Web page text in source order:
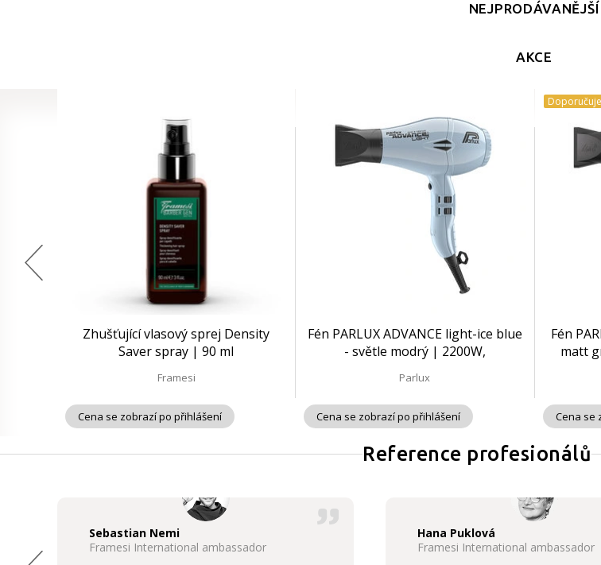
NEJPRODÁVANĚJŠÍ
AKCE
Zhušťující vlasový sprej Density
Saver spray | 90 ml
Framesi
Cena se zobrazí po přihlášení
Fén PARLUX ADVANCE light-ice blue
- světle modrý | 2200W,
Parlux
Cena se zobrazí po přihlášení
Fén
matt
Cena se
Reference profesionálů
Sebastian Nemi
Framesi International ambassador
Hana Puklová
Framesi International ambassador